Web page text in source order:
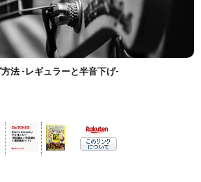
法 -レギュラーと半音下げ-